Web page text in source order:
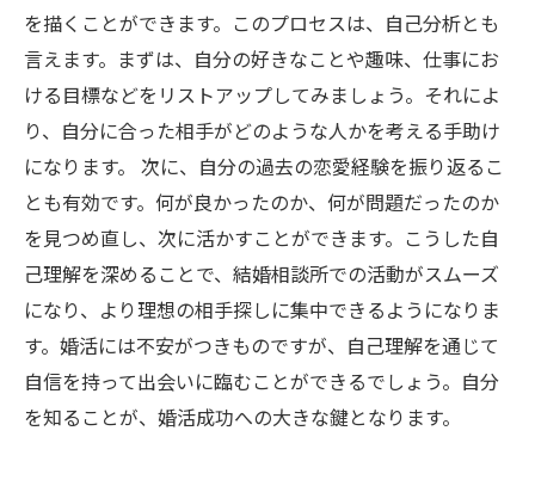
を描くことができます。このプロセスは、自己分析とも
言えます。まずは、自分の好きなことや趣味、仕事にお
ける目標などをリストアップしてみましょう。それによ
り、自分に合った相手がどのような人かを考える手助け
になります。 次に、自分の過去の恋愛経験を振り返るこ
とも有効です。何が良かったのか、何が問題だったのか
を見つめ直し、次に活かすことができます。こうした自
己理解を深めることで、結婚相談所での活動がスムーズ
になり、より理想の相手探しに集中できるようになりま
す。婚活には不安がつきものですが、自己理解を通じて
自信を持って出会いに臨むことができるでしょう。自分
を知ることが、婚活成功への大きな鍵となります。